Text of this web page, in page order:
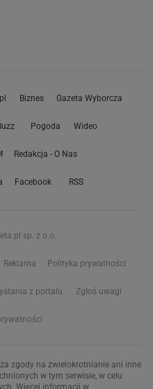
Biznes Gazeta Wyborcza
Pogoda Wideo
Redakcja - O Nas
Facebook RSS
sp. z o.o.
Reklama Polityka prywatności
z portalu Zgłoś uwagi
zgody na zwielokrotnianie ani inne
w tym serwisie, w celu
Więcej informacji w